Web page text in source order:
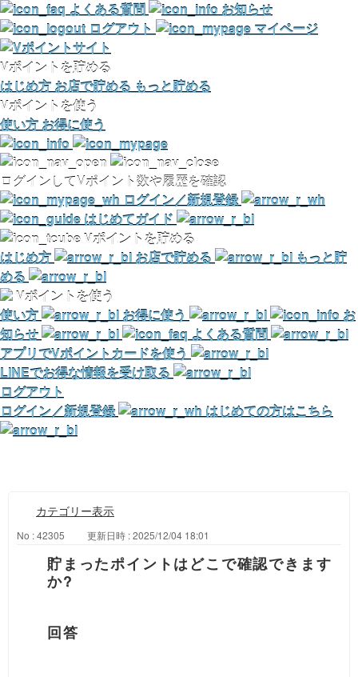
よくある質問
お知らせ
ログアウト
マイページ
Vポイントを貯める
はじめ方 お店で貯める もっと貯める
Vポイントを使う
使い方 お得に使う
ログインしてVポイント数や履歴を確認
ログイン／新規登録
はじめてガイド
Vポイントを貯める
はじめ方
お店で貯める
もっと貯
める
Vポイントを使う
使い方
お得に使う
お
知らせ
よくある質問
アプリでVポイントカードを使う
LINEでお得な情報を受け取る
ログアウト
ログイン／新規登録
はじめての方はこちら
カテゴリー表示
No : 42305 更新日時 : 2025/12/04 18:01
貯まったポイントはどこで確認できます
か?